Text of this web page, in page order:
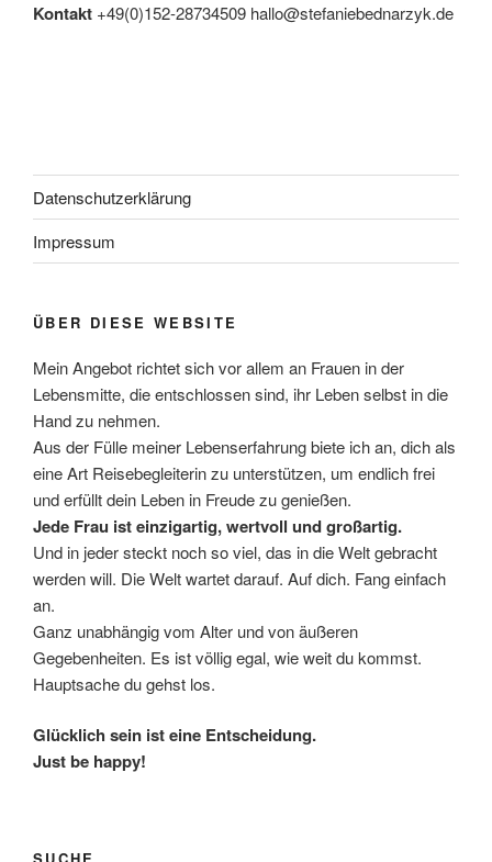
Kontakt +49(0)152-28734509 hallo@stefaniebednarzyk.de
Datenschutzerklärung
Impressum
ÜBER DIESE WEBSITE
Mein Angebot richtet sich vor allem an Frauen in der
Lebensmitte, die entschlossen sind, ihr Leben selbst in die
Hand zu nehmen.
Aus der Fülle meiner Lebenserfahrung biete ich an, dich als
eine Art Reisebegleiterin zu unterstützen, um endlich frei
und erfüllt dein Leben in Freude zu genießen.
Jede Frau ist einzigartig, wertvoll und großartig.
Und in jeder steckt noch so viel, das in die Welt gebracht
werden will. Die Welt wartet darauf. Auf dich. Fang einfach
an.
Ganz unabhängig vom Alter und von äußeren
Gegebenheiten. Es ist völlig egal, wie weit du kommst.
Hauptsache du gehst los.
Glücklich sein ist eine Entscheidung.
Just be happy!